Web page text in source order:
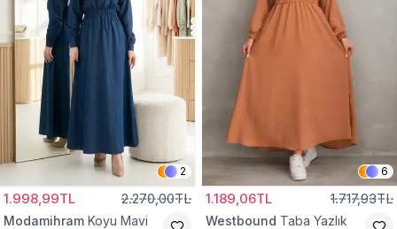
2
1.998,99TL 2.270,00TL
Modamihram Koyu Mavi
6
1.189,06TL 1.717,93TL
Westbound Taba Yazlık